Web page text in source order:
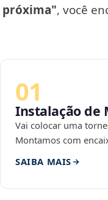
próxima", você
01
Instalação de
Vai colocar uma
Montamos com
SAIBA MAIS